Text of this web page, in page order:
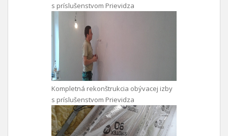
s príslušenstvom Prievidza
Kompletná rekonštrukcia obývacej izby
s príslušenstvom Prievidza